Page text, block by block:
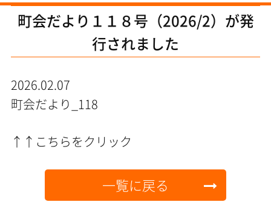
町会だより１１８号（2026/2）が発
行されました
2026.02.07
町会だより_118
↑↑こちらをクリック
一覧に戻る